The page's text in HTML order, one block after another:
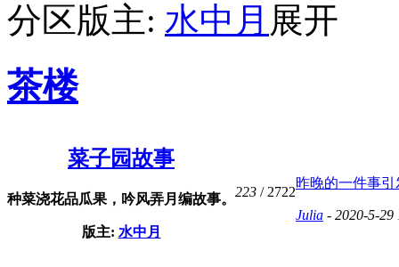
分区版主: 水中月
茶楼
菜子园故事
种菜浇花品瓜果，吟风弄月编故事。
版主: 水中月
223 / 2722
昨晚的一件事
Julia - 2020-5-29